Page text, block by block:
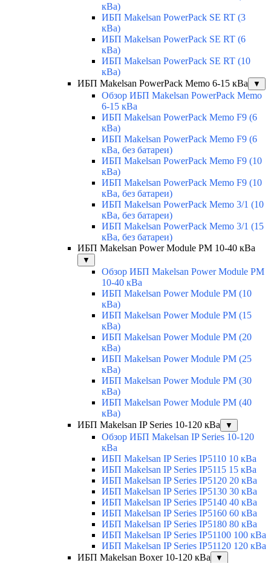
кВа)
ИБП Makelsan PowerPack SE RT (3
кВа)
ИБП Makelsan PowerPack SE RT (6
кВа)
ИБП Makelsan PowerPack SE RT (10
кВа)
ИБП Makelsan PowerPack Memo 6-15 кВа
▼
Обзор ИБП Makelsan PowerPack Memo
6-15 кВа
ИБП Makelsan PowerPack Memo F9 (6
кВа)
ИБП Makelsan PowerPack Memo F9 (6
кВа, без батареи)
ИБП Makelsan PowerPack Memo F9 (10
кВа)
ИБП Makelsan PowerPack Memo F9 (10
кВа, без батареи)
ИБП Makelsan PowerPack Memo 3/1 (10
кВа, без батареи)
ИБП Makelsan PowerPack Memo 3/1 (15
кВа, без батареи)
ИБП Makelsan Power Module PM 10-40 кВа
▼
Обзор ИБП Makelsan Power Module PM
10-40 кВа
ИБП Makelsan Power Module PM (10
кВа)
ИБП Makelsan Power Module PM (15
кВа)
ИБП Makelsan Power Module PM (20
кВа)
ИБП Makelsan Power Module PM (25
кВа)
ИБП Makelsan Power Module PM (30
кВа)
ИБП Makelsan Power Module PM (40
кВа)
ИБП Makelsan IP Series 10-120 кВа
▼
Обзор ИБП Makelsan IP Series 10-120
кВа
ИБП Makelsan IP Series IP5110 10 кВа
ИБП Makelsan IP Series IP5115 15 кВа
ИБП Makelsan IP Series IP5120 20 кВа
ИБП Makelsan IP Series IP5130 30 кВа
ИБП Makelsan IP Series IP5140 40 кВа
ИБП Makelsan IP Series IP5160 60 кВа
ИБП Makelsan IP Series IP5180 80 кВа
ИБП Makelsan IP Series IP51100 100 кВа
ИБП Makelsan IP Series IP51120 120 кВа
ИБП Makelsan Boxer 10-120 кВа
▼